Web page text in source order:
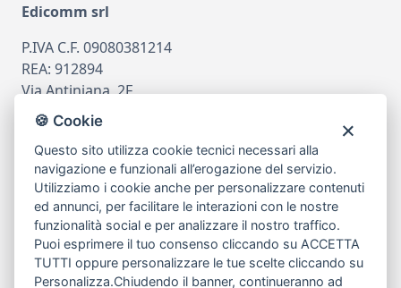
Edicomm srl
P.IVA C.F. 09080381214
REA: 912894
Via Antiniana, 2F
80078 Pozzuoli
tel081.7515380
emailinfo@edicomm.it
Assistenza Clienti
Chi siamo
🍪 Cookie
Questo sito utilizza cookie tecnici necessari alla
navigazione e funzionali all’erogazione del servizio.
Utilizziamo i cookie anche per personalizzare contenuti
ed annunci, per facilitare le interazioni con le nostre
funzionalità social e per analizzare il nostro traffico.
Puoi esprimere il tuo consenso cliccando su ACCETTA
TUTTI oppure personalizzare le tue scelte cliccando su
Personalizza.Chiudendo il banner, continueranno ad